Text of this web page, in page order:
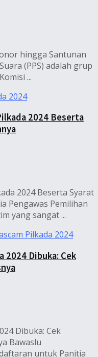
hingga Santunan
(PPS) adalah grup
...
2024 Beserta
2024 Beserta Syarat
Pengawas Pemilihan
yang sangat ...
2024 Dibuka: Cek
Dibuka: Cek
Bawaslu
untuk Panitia